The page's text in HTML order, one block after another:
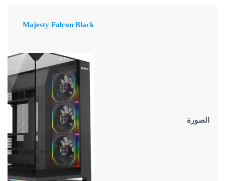
Majesty Falcon Black
الصورة